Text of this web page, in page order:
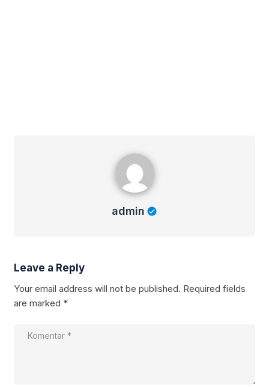
admin
Leave a Reply
Your email address will not be published. Required fields
are marked *